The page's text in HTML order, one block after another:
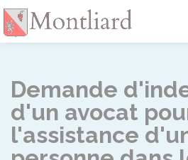
Demande
d'un avocat
l'assistance